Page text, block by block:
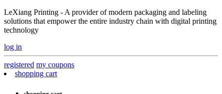
LeXiang Printing - A provider of modern packaging and labeling
solutions that empower the entire industry chain with digital printing
technology
log in
registered my coupons
shopping cart